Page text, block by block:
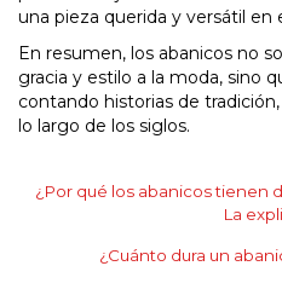
una pieza querida y versátil en
En resumen, los abanicos no
gracia y estilo a la moda, sino
contando historias de
lo largo de los siglos.
¿Por qué los abanicos tienen
La
¿Cuánto dura un